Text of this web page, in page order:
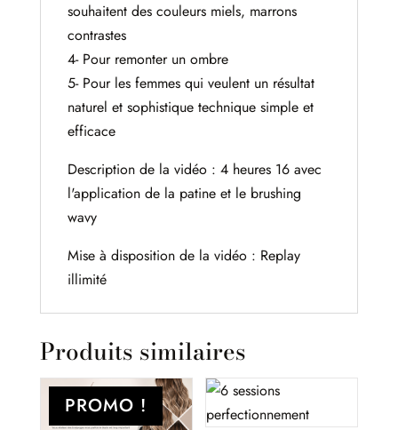
souhaitent des couleurs miels, marrons
contrastes
4- Pour remonter un ombre
5- Pour les femmes qui veulent un résultat
naturel et sophistique technique simple et
efficace
Description de la vidéo : 4 heures 16 avec
l'application de la patine et le brushing
wavy
Mise à disposition de la vidéo : Replay
illimité
Produits similaires
PROMO !